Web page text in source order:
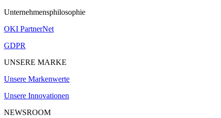
Unternehmensphilosophie
OKI PartnerNet
GDPR
UNSERE MARKE
Unsere Markenwerte
Unsere Innovationen
NEWSROOM